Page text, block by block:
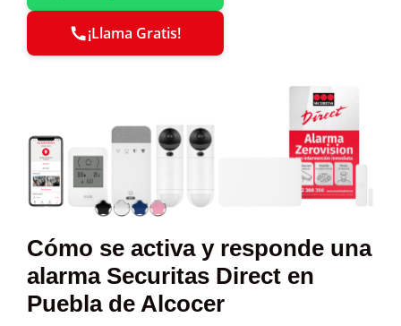
¡Llama Gratis!
Cómo se activa y responde una
alarma Securitas Direct en
Puebla de Alcocer